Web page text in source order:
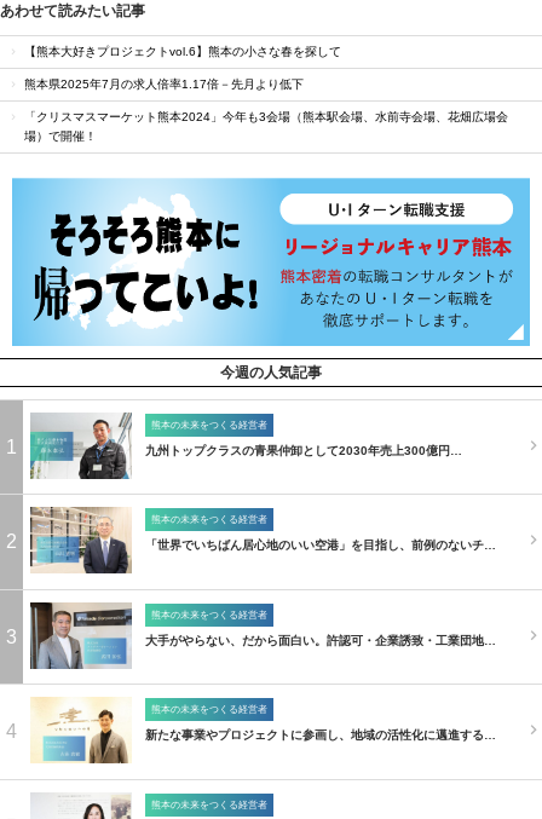
あわせて読みたい記事
【熊本大好きプロジェクトvol.6】熊本の小さな春を探して
熊本県2025年7月の求人倍率1.17倍－先月より低下
「クリスマスマーケット熊本2024」今年も3会場（熊本駅会場、水前寺会場、花畑広場会
場）で開催！
今週の人気記事
1
熊本の未来をつくる経営者
九州トップクラスの青果仲卸として2030年売上300億円…
2
熊本の未来をつくる経営者
「世界でいちばん居心地のいい空港」を目指し、前例のないチ…
3
熊本の未来をつくる経営者
大手がやらない、だから面白い。許認可・企業誘致・工業団地…
4
熊本の未来をつくる経営者
新たな事業やプロジェクトに参画し、地域の活性化に邁進する…
熊本の未来をつくる経営者